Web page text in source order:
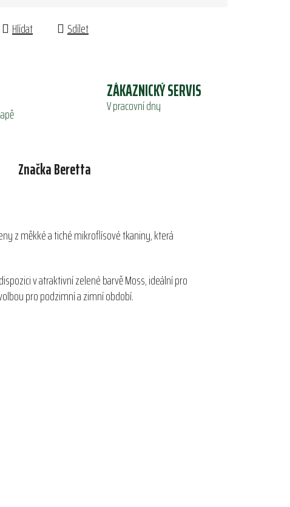
Hlídat Sdílet
ZÁKAZNICKÝ SERVIS
V pracovní dny
ZnačkaBeretta
z měkké a tiché mikroflísové tkaniny, která
v atraktivní zelené barvě Moss, ideální pro
pro podzimní a zimní období.